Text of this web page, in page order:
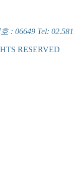
06649 Tel:
RESERVED